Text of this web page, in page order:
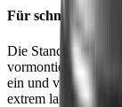
Für schnelles
Die Standard
vormontiert. Mit ihr
ein und verleihst
extrem langlebige